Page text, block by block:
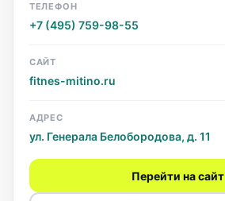
ТЕЛЕФОН
+7 (495) 759-98-55
САЙТ
fitnes-mitino.ru
АДРЕС
ул. Генерала Белобородова, д. 11
Перейти на сайт